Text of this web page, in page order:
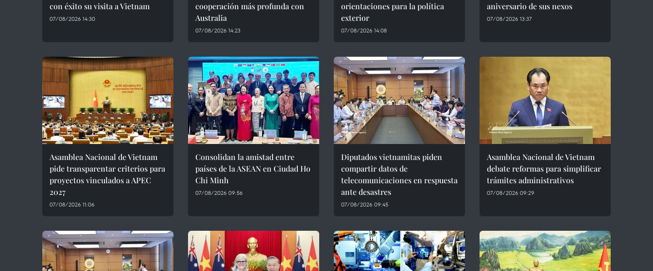
con éxito su visita a Vietnam
07/08/2026 14:30
cooperación más profunda con
Australia
07/08/2026 14:23
orientaciones para la política
exterior
07/08/2026 14:08
aniversario de sus nexos
07/08/2026 13:37
Asamblea Nacional de Vietnam
pide transparentar criterios para
proyectos vinculados a APEC
2027
07/08/2026 11:06
Consolidan la amistad entre
países de la ASEAN en Ciudad Ho
Chi Minh
07/08/2026 09:56
Diputados vietnamitas piden
compartir datos de
telecomunicaciones en respuesta
ante desastres
07/08/2026 09:45
Asamblea Nacional de Vietnam
debate reformas para simplificar
trámites administrativos
07/08/2026 09:29